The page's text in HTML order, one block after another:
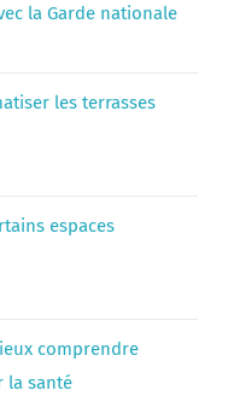
la Garde nationale
les terrasses
espaces
comprendre
la santé